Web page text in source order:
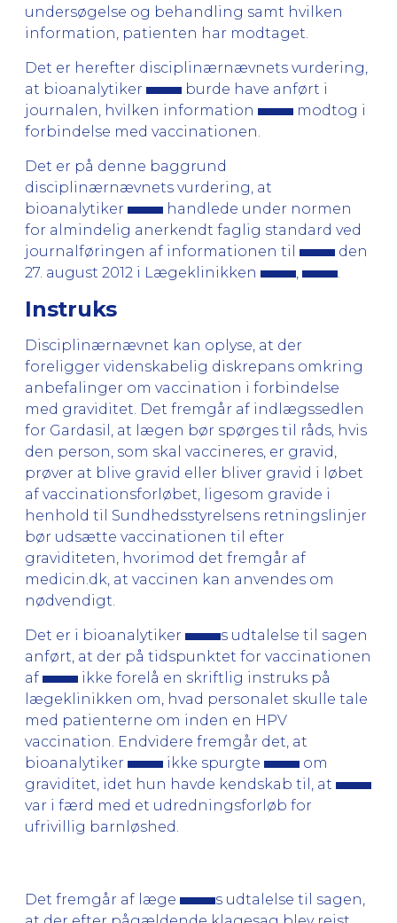
undersøgelse og behandling samt hvilken
information, patienten har modtaget.
Det er herefter disciplinærnævnets vurdering,
at bioanalytiker
burde have anført i
journalen, hvilken information
modtog i
forbindelse med vaccinationen.
Det er på denne baggrund
disciplinærnævnets vurdering, at
bioanalytiker
handlede under normen
for almindelig anerkendt faglig standard ved
journalføringen af informationen til
den
27. august 2012 i Lægeklinikken
Instruks
Disciplinærnævnet kan oplyse, at der
foreligger videnskabelig diskrepans omkring
anbefalinger om vaccination i forbindelse
med graviditet. Det fremgår af indlægssedlen
for Gardasil, at lægen bør spørges til råds, hvis
den person, som skal vaccineres, er gravid,
prøver at blive gravid eller bliver gravid i løbet
af vaccinationsforløbet, ligesom gravide i
henhold til Sundhedsstyrelsens retningslinjer
bør udsætte vaccinationen til efter
graviditeten, hvorimod det fremgår af
medicin.dk, at vaccinen kan anvendes om
nødvendigt.
Det er i bioanalytiker
s udtalelse til sagen
anført, at der på tidspunktet for vaccinationen
af
ikke forelå en skriftlig instruks på
lægeklinikken om, hvad personalet skulle tale
med patienterne om inden en HPV
vaccination. Endvidere fremgår det, at
bioanalytiker
ikke spurgte
om
graviditet, idet hun havde kendskab til, at
var i færd med et udredningsforløb for
ufrivillig barnløshed.
Det fremgår af læge
s udtalelse til sagen,